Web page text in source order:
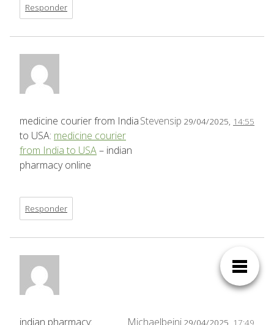
Responder
Stevensip 29/04/2025, 14:55
medicine courier from India
to USA: medicine courier
from India to USA– indian
pharmacy online
Responder
Michaelbeini 29/04/2025, 17:49
indian pharmacy: